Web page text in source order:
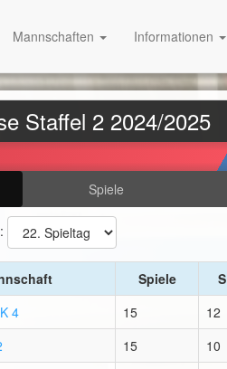
Staffel 2 2024/2025
Spiele
Spiele S
4 15 12
15 10
Mannschaften Informationen